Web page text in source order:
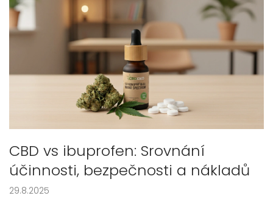
CBD vs ibuprofen: Srovnání
účinnosti, bezpečnosti a nákladů
29.8.2025